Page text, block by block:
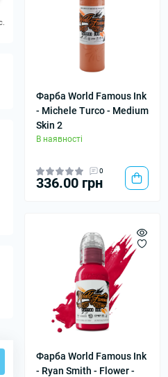
Фарба World Famous Ink
- Michele Turco - Medium
Skin 2
В наявності
0
336.00 грн
Фарба World Famous Ink
- Ryan Smith - Flower -